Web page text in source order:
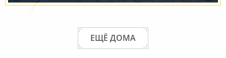
ЕЩЁ ДОМА